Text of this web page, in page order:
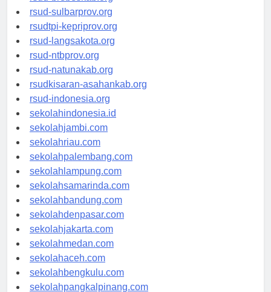
rsud-brebeskab.org
rsud-sulbarprov.org
rsudtpi-kepriprov.org
rsud-langsakota.org
rsud-ntbprov.org
rsud-natunakab.org
rsudkisaran-asahankab.org
rsud-indonesia.org
sekolahindonesia.id
sekolahjambi.com
sekolahriau.com
sekolahpalembang.com
sekolahlampung.com
sekolahsamarinda.com
sekolahbandung.com
sekolahdenpasar.com
sekolahjakarta.com
sekolahmedan.com
sekolahaceh.com
sekolahbengkulu.com